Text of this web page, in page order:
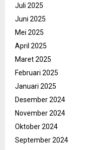
Juli 2025
Juni 2025
Mei 2025
April 2025
Maret 2025
Februari 2025
Januari 2025
Desember 2024
November 2024
Oktober 2024
September 2024